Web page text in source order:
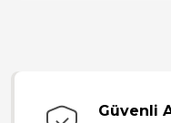
Güvenli